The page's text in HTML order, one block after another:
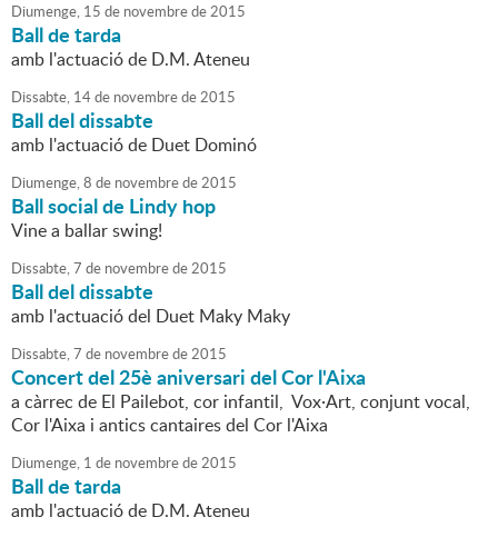
Diumenge, 15 de novembrede2015
Ball de tarda
amb l'actuació de D.M. Ateneu
Dissabte, 14de novembrede2015
Ball del dissabte
amb l'actuació de Duet Dominó
Diumenge,8 de novembrede2015
Ball social de Lindy hop
Vine a ballar swing!
Dissabte,7 de novembrede2015
Ball del dissabte
amb l'actuació del Duet Maky Maky
Dissabte,7 de novembrede2015
Concert del 25è aniversari del Cor l'Aixa
a càrrec de El Pailebot, cor infantil, Vox·Art, conjunt vocal,
Cor l'Aixa i antics cantaires del Cor l'Aixa
Diumenge, 1 de novembrede2015
Ball de tarda
amb l'actuació de D.M. Ateneu